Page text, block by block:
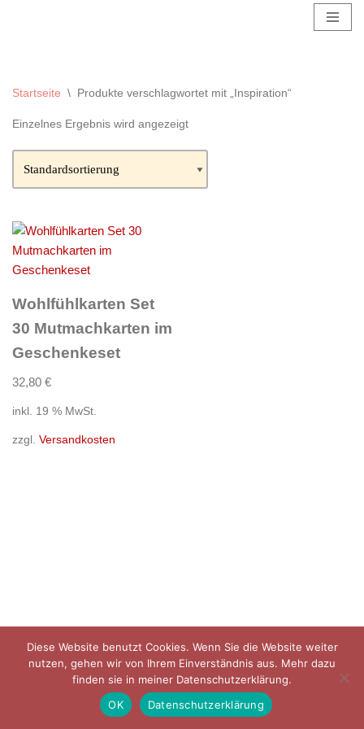
Startseite \ Produkte verschlagwortet mit „Inspiration“
Einzelnes Ergebnis wird angezeigt
Wohlfühlkarten Set
30 Mutmachkarten im
Geschenkeset
32,80 €
inkl. 19 % MwSt.
zzgl. Versandkosten
Datenschutzerklärung Impressum AGB
Versandarten
© Tanja Hanser 2021
Diese Website benutzt Cookies. Wenn Sie die Website weiter
nutzen, gehen wir von Ihrem Einverständnis aus. Mehr dazu
finden sie in meiner Datenschutzerklärung.
OK
Datenschutzerklärung